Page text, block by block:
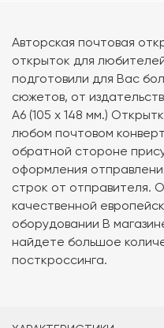
Авторская почтовая
открыток для
подготовили для Вас
сюжетов, от
А6 (105 х 148 мм.)
любом почтовом
обратной стороне
оформления
строк от отправителя.
качественной
оборудовании В
найдете большое
посткроссинга.